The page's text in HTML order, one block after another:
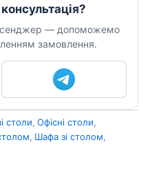
— допоможемо
замовлення.
столи, Офісні столи,
, Шафа зі столом,